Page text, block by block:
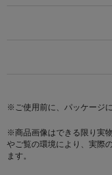
※ご使用前に、パッケージ
※商品画像はできる限り実
やご覧の環境により、実際
ます。